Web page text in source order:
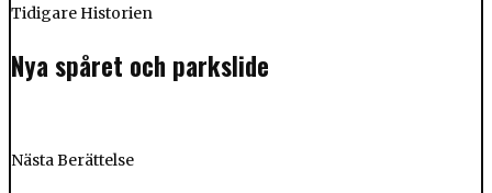
Tidigare Historien
Nya spåret och parkslide
Nästa Berättelse